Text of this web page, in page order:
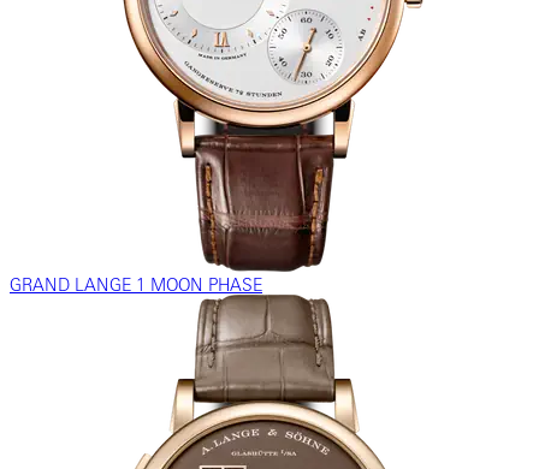
GRAND LANGE 1 MOON PHASE